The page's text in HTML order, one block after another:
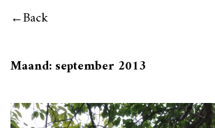
Back
Maand:september 2013